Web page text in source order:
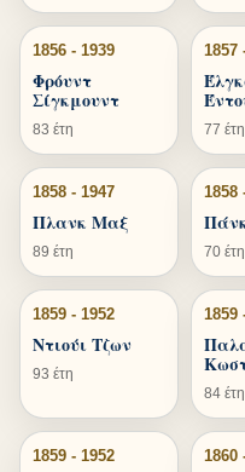
1856 - 1939
Φρόυντ
Σίγκμουντ
83 έτη
1857
77 έτη
1858 - 1947
Πλανκ Μαξ
89 έτη
1858
70 έτη
1859 - 1952
Ντιούι Τζων
93 έτη
1859
84 έτη
1859 - 1952 1860